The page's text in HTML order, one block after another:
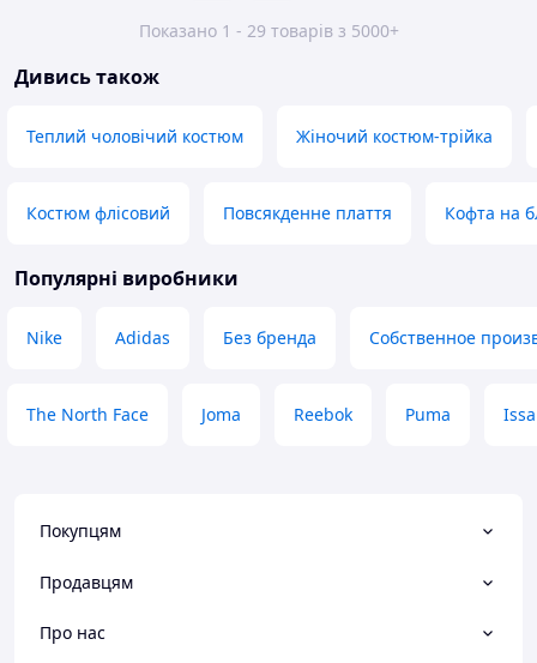
Показано 1 - 29 товарів з 5000+
Дивись також
Теплий чоловічий костюм Жіночий костюм-трійка
Костюм флісовий Повсякденне плаття Кофта на
Популярні виробники
Nike Adidas Без бренда Собственное
The North Face Joma Reebok Puma
Покупцям
Продавцям
Про нас